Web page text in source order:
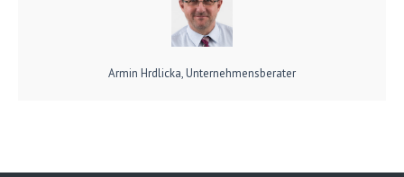
Armin Hrdlicka, Unternehmensberater